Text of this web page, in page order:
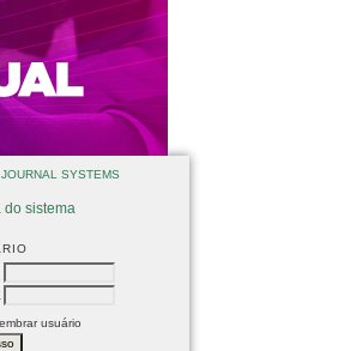
SYSTEMS
do sistema
usuário